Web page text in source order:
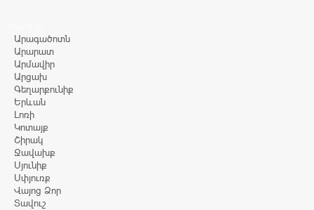
Արագածոտն
Արարատ
Արմավիր
Արցախ
Գեղարքունիք
Երևան
Լոռի
Կոտայք
Շիրակ
Ջավախք
Սյունիք
Սփյուռք
Վայոց Ձոր
Տավուշ